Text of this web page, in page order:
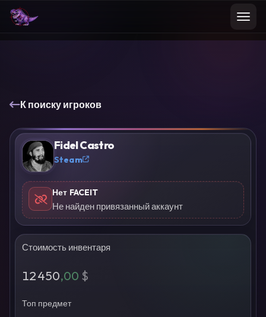
К поиску игроков
? Fidel Castro
Steam
Нет FACEIT
Не найден привязанный аккаунт
Стоимость инвентаря
12 450,00 $
Топ предмет